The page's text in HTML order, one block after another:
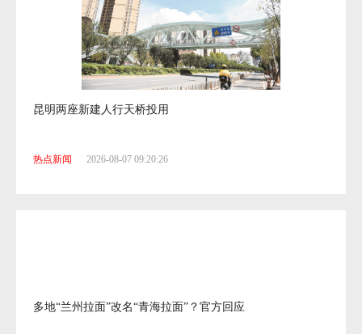
昆明两座新建人行天桥投用
热点新闻 2026-08-07 09:20:26
多地“兰州拉面”改名“青海拉面”？官方回应